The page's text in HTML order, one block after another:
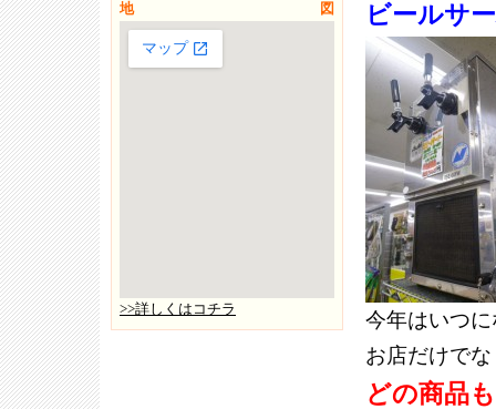
ビールサ
今年はいつ
お店だけで
どの商品
地図
>>詳しくはコチラ